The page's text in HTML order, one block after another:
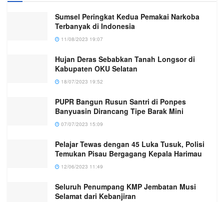
Sumsel Peringkat Kedua Pemakai Narkoba
Terbanyak di Indonesia
11/08/2023 19:07
Hujan Deras Sebabkan Tanah Longsor di
Kabupaten OKU Selatan
18/07/2023 19:52
PUPR Bangun Rusun Santri di Ponpes
Banyuasin Dirancang Tipe Barak Mini
07/07/2023 15:09
Pelajar Tewas dengan 45 Luka Tusuk, Polisi
Temukan Pisau Bergagang Kepala Harimau
12/06/2023 11:49
Seluruh Penumpang KMP Jembatan Musi
Selamat dari Kebanjiran